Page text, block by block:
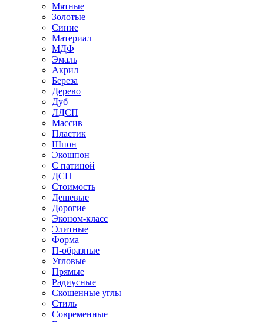
Мятные
Золотые
Синие
Материал
МДФ
Эмаль
Акрил
Береза
Дерево
Дуб
ЛДСП
Массив
Пластик
Шпон
Экошпон
С патиной
ДСП
Стоимость
Дешевые
Дорогие
Эконом-класс
Элитные
Форма
П-образные
Угловые
Прямые
Радиусные
Скошенные углы
Стиль
Современные